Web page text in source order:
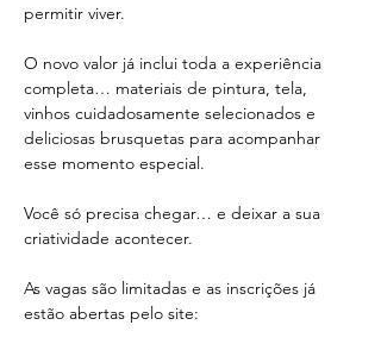
permitir viver.
O novo valor já inclui toda a experiência
completa… materiais de pintura, tela,
vinhos cuidadosamente selecionados e
deliciosas brusquetas para acompanhar
esse momento especial.
Você só precisa chegar… e deixar a sua
criatividade acontecer.
As vagas são limitadas e as inscrições já
estão abertas pelo site: